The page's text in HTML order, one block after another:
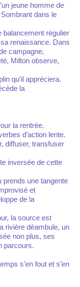
jeune homme de
dans le
balancement régulier
renaissance. Dans
campagne,
Milton observe,
qu’il appréciera.
la
la rentrée.
d’action lente.
diffuser, transfuser
inversée de cette
prends une tangente
et
de la
la source est
rivière déambule, un
non plus, ses
parcours.
s’en fout et s’en